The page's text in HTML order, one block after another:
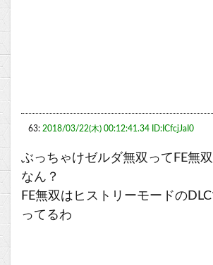
63: 2018/03/22(木) 00:12:41.34 ID:ICfcjJaI0
ぶっちゃけゼルダ無双ってFE無
なん？
FE無双はヒストリーモードの
ってるわ